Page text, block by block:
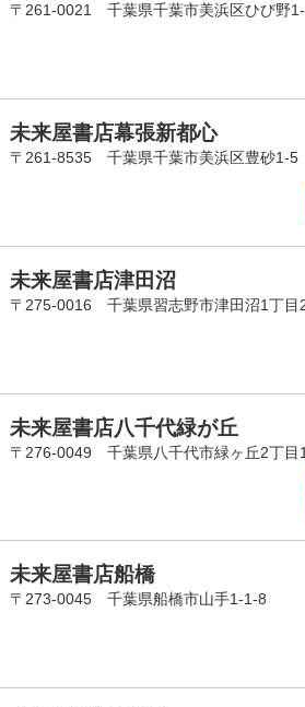
〒261-0021 千葉県千葉市美浜区ひび野
未来屋書店幕張新都心
〒261-8535 千葉県千葉市美浜区豊砂1-5
未来屋書店津田沼
〒275-0016 千葉県習志野市津田沼1丁目
未来屋書店八千代緑が丘
〒276-0049 千葉県八千代市緑ヶ丘2丁目
未来屋書店船橋
〒273-0045 千葉県船橋市山手1-1-8